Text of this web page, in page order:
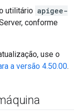
utilitário apigee-
conforme
use o
a versão 4.50.00.